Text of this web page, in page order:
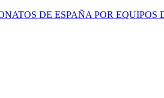
DE ESPAÑA POR EQUIPOS